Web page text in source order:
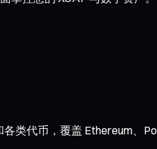
类代币，覆盖 Ethereum、